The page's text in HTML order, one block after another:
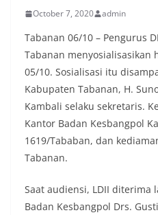
October 7, 2020 admin
Tabanan 06/10 – Pengurus
Tabanan menyosialisasikan
05/10. Sosialisasi itu
Kabupaten Tabanan, H.
Kambali selaku sekretaris.
Kantor Badan Kesbangpol
1619/Tababan, dan
Tabanan.
Saat audiensi, LDII diterima
Badan Kesbangpol Drs.